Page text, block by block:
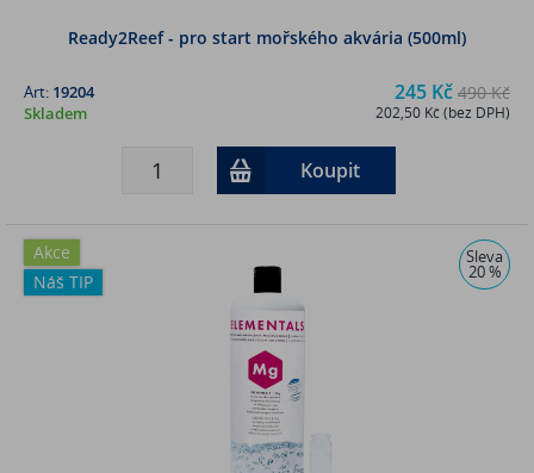
Ready2Reef - pro start mořského akvária (500ml)
245 Kč 490 Kč
202,50 Kč (bez DPH)
Art: 19204
Skladem
Koupit
Akce
Náš TIP
Sleva
20 %